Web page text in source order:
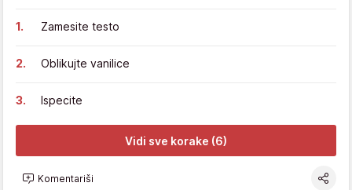
Zamesite testo
Oblikujte vanilice
Ispecite
Vidi sve korake (6)
Komentariši